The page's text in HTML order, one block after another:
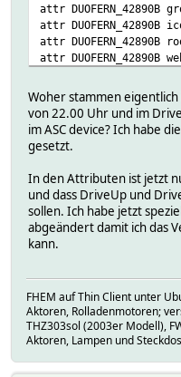
attr DUOFERN_42890B
attr DUOFERN_42890B
attr DUOFERN_42890B
attr DUOFERN_42890B
# DEF 42890B
#
#
#
# IODev
# LASTInputDev
# MODEL
# MSGCNT 29
# NAME
# TYPE DUOFERN
# eventCount 54
# OLDREADINGS:
# READINGS:
Woher stammen
von 22.00 Uhr und im
im ASC device? Ich habe
gesetzt.
In den Attributen ist jetzt
und dass DriveUp und
sollen. Ich habe jetzt
abgeändert damit ich das
kann.
FHEM auf Thin Client unter
Aktoren, Rolladenmotoren;
THZ303sol (2003er Modell),
Aktoren, Lampen und